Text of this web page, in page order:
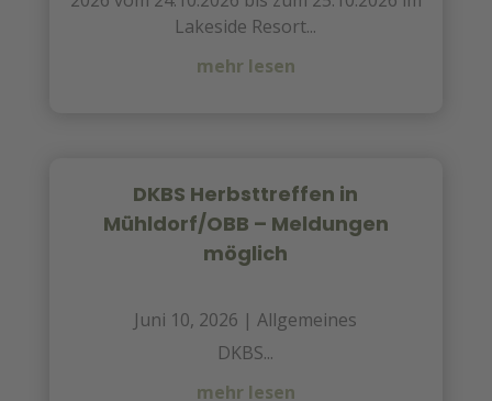
Lakeside Resort...
mehr lesen
DKBS Herbsttreffen in
Mühldorf/OBB – Meldungen
möglich
Juni 10, 2026 |Allgemeines
DKBS...
mehr lesen